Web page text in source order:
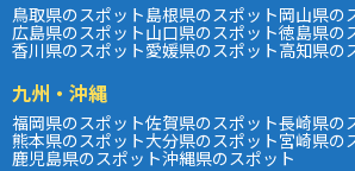
鳥取県のスポット島根県のスポット岡山県の
広島県のスポット山口県のスポット徳島県の
香川県のスポット愛媛県のスポット高知県の
九州・沖縄
福岡県のスポット佐賀県のスポット長崎県の
熊本県のスポット大分県のスポット宮崎県の
鹿児島県のスポット沖縄県のスポット